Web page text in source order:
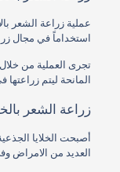
عملية زراعة الشعر
استخداماً في مجال
تجرى العملية من
المانحة ليتم
زراعة الشعر
أصبحت الخلايا
العديد من الامراض